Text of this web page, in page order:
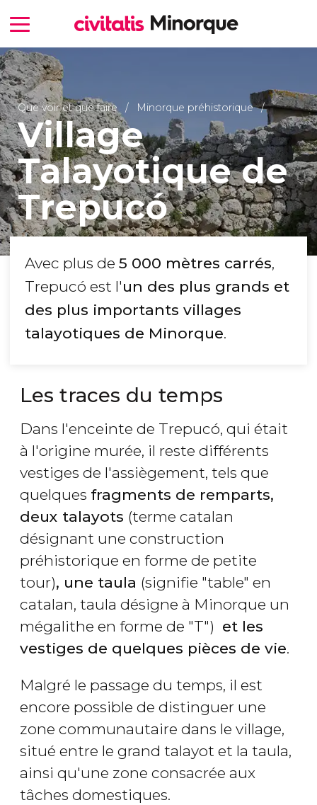
Que voir et que faire Minorque préhistorique
Village
Talayotique de
Trepucó
Avec plus de 5 000 mètres carrés,
Trepucó est l'un des plus grands et
des plus importants villages
talayotiques de Minorque.
Les traces du temps
Dans l'enceinte de Trepucó, qui était
à l'origine murée, il reste différents
vestiges de l'assiègement, tels que
quelques fragments de remparts,
deux talayots (terme catalan
désignant une construction
préhistorique en forme de petite
tour), une taula (signifie "table" en
catalan, taula désigne à Minorque un
mégalithe en forme de "T") et les
vestiges de quelques pièces de vie.
Malgré le passage du temps, il est
encore possible de distinguer une
zone communautaire dans le village,
situé entre le grand talayot et la taula,
ainsi qu'une zone consacrée aux
tâches domestiques.